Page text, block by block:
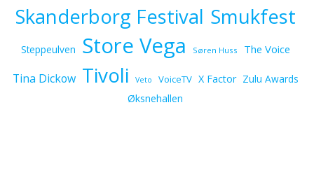
Skanderborg Festival Smukfest
Steppeulven Store Vega Søren Huss The Voice
Tina Dickow Tivoli Veto VoiceTV X Factor Zulu Awards
Øksnehallen